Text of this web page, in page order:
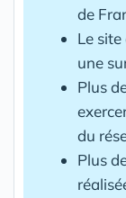
de
Le
une
Plus
du
Plus